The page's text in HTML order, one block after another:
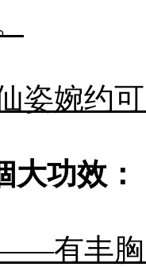
姿婉约
大功效：
有丰胸